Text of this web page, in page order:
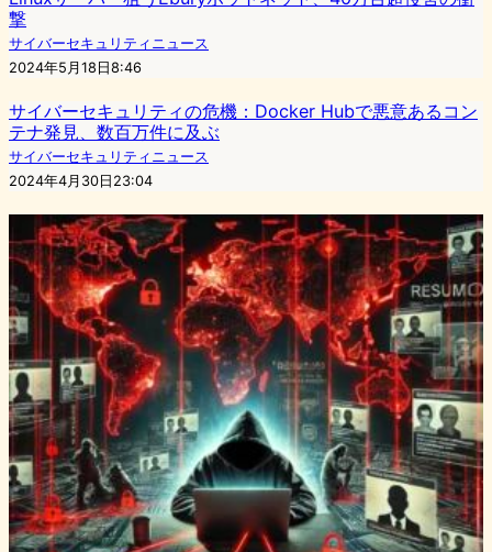
撃
サイバーセキュリティニュース
2024年5月18日8:46
サイバーセキュリティの危機：Docker Hubで悪意あるコン
テナ発見、数百万件に及ぶ
サイバーセキュリティニュース
2024年4月30日23:04